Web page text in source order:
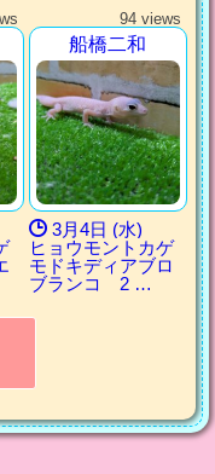
94 views
船橋二和
3月4日 (水)
ヒョウモントカゲ
モドキディアブロ
ブランコ 2 …